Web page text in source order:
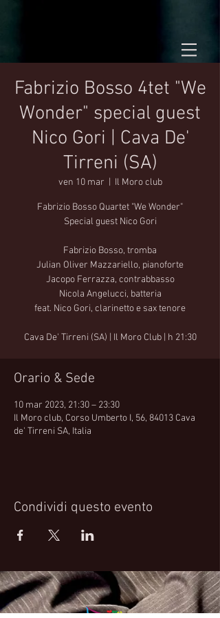
Fabrizio Bosso 4tet "We
Wonder" special guest
Nico Gori | Cava De'
Tirreni (SA)
ven 10 mar Il Moro club
Fabrizio Bosso Quartet "We Wonder"
Special guest Nico Gori
Fabrizio Bosso, tromba
Julian Oliver Mazzariello, pianoforte
Jacopo Ferrazza, contrabbasso
Nicola Angelucci, batteria
feat. Nico Gori, clarinetto e sax tenore
Cava De' Tirreni (SA) | Il Moro Club | h 21:30
Orario & Sede
10 mar 2023, 21:30 – 23:30
Il Moro club, Corso Umberto I, 56, 84013 Cava
de' Tirreni SA, Italia
Condividi questo evento